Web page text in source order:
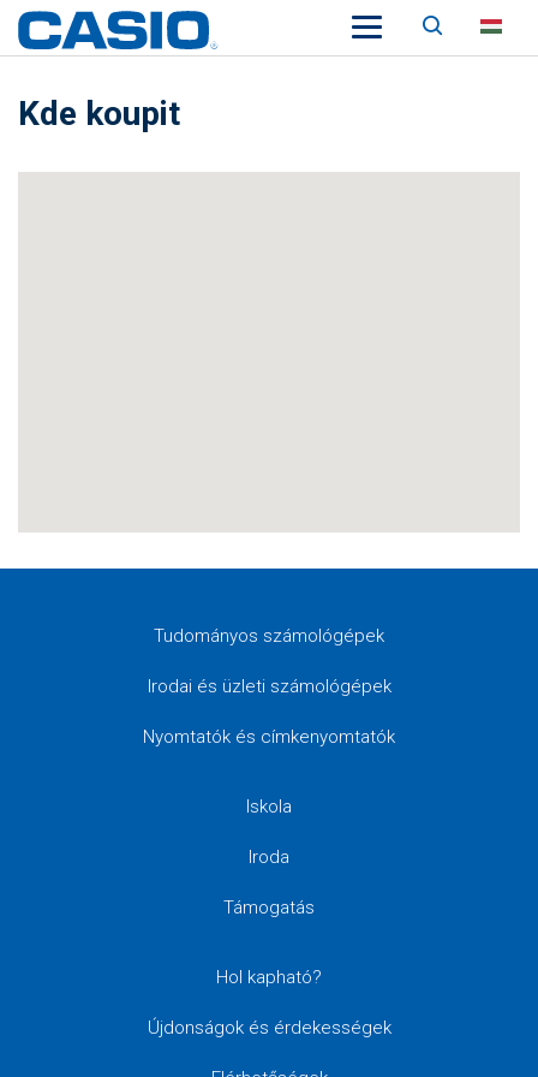
Keresés
Kde koupit
Tudományos számológépek
Irodai és üzleti számológépek
Nyomtatók és címkenyomtatók
Iskola
Iroda
Támogatás
Hol kapható?
Újdonságok és érdekességek